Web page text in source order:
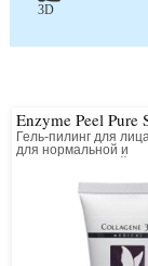
3D
Enzyme Peel Pure
Гель-пилинг для
для нормальной и